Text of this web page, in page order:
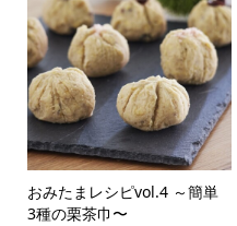
おみたまレシピvol.4 ～簡単
3種の栗茶巾〜